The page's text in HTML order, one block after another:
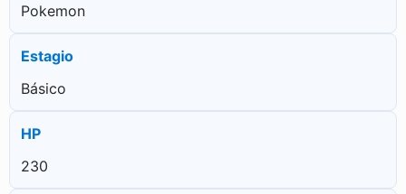
Pokemon
Estagio
Básico
HP
230